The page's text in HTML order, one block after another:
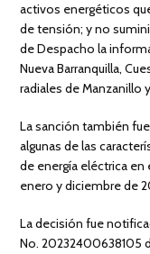
activos energéticos
de tensión; y no
de Despacho la
Nueva Barranquilla,
radiales de Manzanillo
La sanción también
algunas de las
de energía eléctrica
enero y diciembre de
La decisión fue
No. 20232400638105